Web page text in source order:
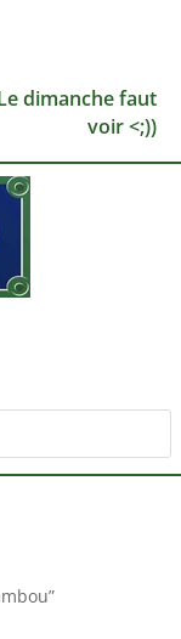
dimanche faut
voir <;))